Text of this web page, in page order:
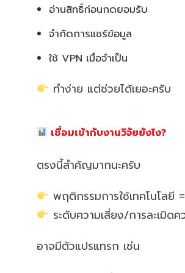
อ่านสิทธิ์ก่อนกดยอมรับ
จำกัดการแชร์ข้อมูล
ใช้ VPN เมื่อจำเป็น
ทำง่าย แต่ช่วยได้เยอะครับ
เชื่อมเข้ากับงานวิจัยยังไง?
ตรงนี้สำคัญมากนะครับ
พฤติกรรมการใช้เทคโนโลยี
ระดับความเสี่ยง/การละเมิด
อาจมีตัวแปรแทรก เช่น